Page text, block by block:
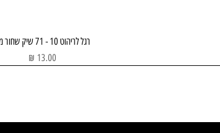
תצוגה מהירה רגל לריהוט 10 - 71 שיק שחור מט
מחיר